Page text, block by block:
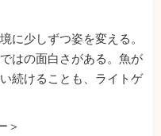
に少しずつ姿を変える。
はの面白さがある。魚が
続けることも、ライトゲ
＞